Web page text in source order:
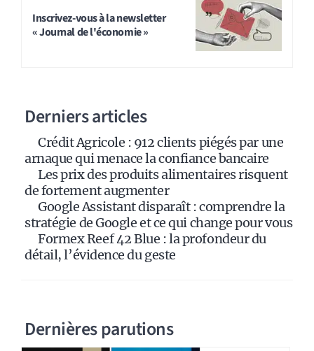
Inscrivez-vous à la newsletter
« Journal de l'économie »
Derniers articles
Crédit Agricole : 912 clients piégés par une
arnaque qui menace la confiance bancaire
Les prix des produits alimentaires risquent
de fortement augmenter
Google Assistant disparaît : comprendre la
stratégie de Google et ce qui change pour vous
Formex Reef 42 Blue : la profondeur du
détail, l’évidence du geste
Dernières parutions